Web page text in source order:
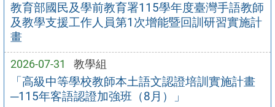
教育部國民及學前教育署115學年度臺灣手語教師
及教學支援工作人員第1次增能暨回訓研習實施計
畫
2026-07-31 教學組
「高級中等學校教師本土語文認證培訓實施計畫
─115年客語認證加強班（8月）」